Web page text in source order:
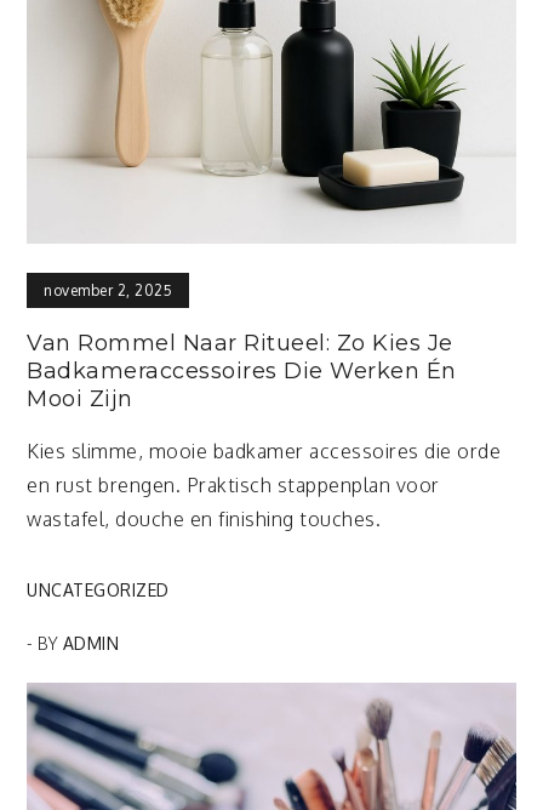
november 2, 2025
Van Rommel Naar Ritueel: Zo Kies Je
Badkameraccessoires Die Werken Én
Mooi Zijn
Kies slimme, mooie badkamer accessoires die orde
en rust brengen. Praktisch stappenplan voor
wastafel, douche en finishing touches.
UNCATEGORIZED
- BY ADMIN